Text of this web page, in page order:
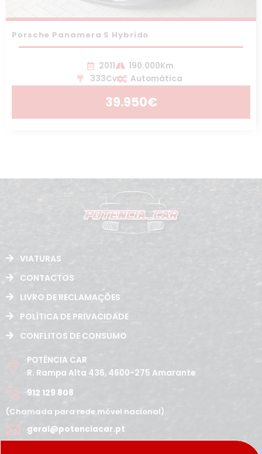
Porsche Panamera S Hybrido
2011
190.000Km
333Cv
Automática
39.950€
VIATURAS
CONTACTOS
LIVRO DE RECLAMAÇÕES
POLÍTICA DE PRIVACIDADE
CONFLITOS DE CONSUMO
POTÊNCIA CAR
R. Rampa Alta 436, 4600-275 Amarante
912 129 808
(Chamada para rede móvel nacional)
geral@potenciacar.pt